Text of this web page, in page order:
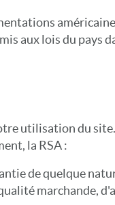
aux lois du pays
utilisation du
la RSA :
de quelque
marchande,